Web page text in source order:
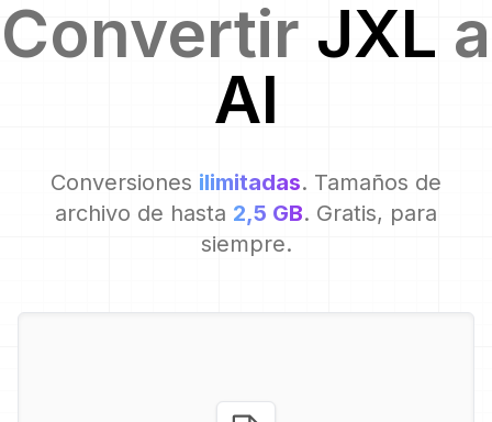
Convertir JXL a
AI
Conversiones ilimitadas. Tamaños de
archivo de hasta 2,5 GB. Gratis, para
siempre.